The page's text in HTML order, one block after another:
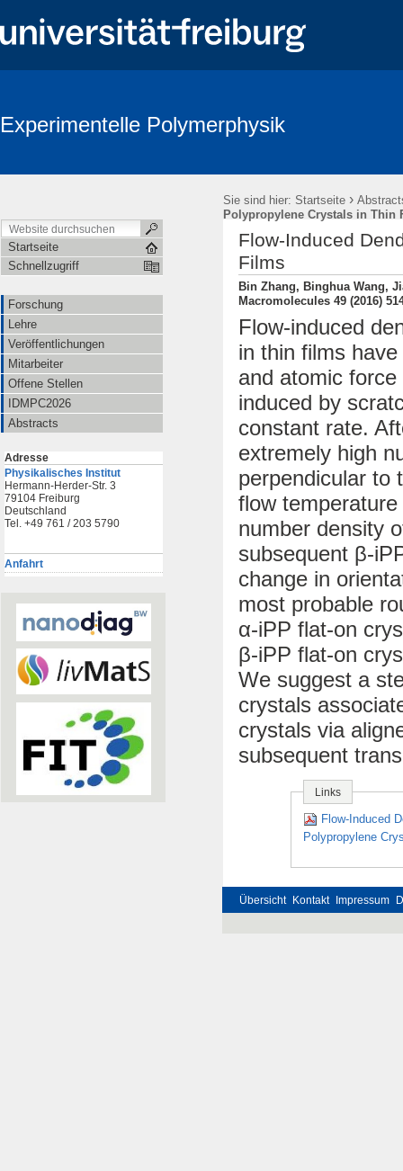
Experimentelle Polymerphysik
Sie sind hier: Startseite ›
Polypropylene Crystals in Thin
Startseite
Schnellzugriff
Forschung
Lehre
Veröffentlichungen
Mitarbeiter
Offene Stellen
IDMPC2026
Abstracts
Adresse
Physikalisches Institut
Hermann-Herder-Str. 3
79104 Freiburg
Deutschland
Tel. +49 761 / 203 5790
Anfahrt
Flow-Induced
Films
Bin Zhang, Binghua Wang,
Macromolecules 49 (2016)
Flow-induced
in thin films
and atomic
induced by
constant rate.
extremely high
perpendicular to
flow
number density
subsequent β-
change in
most probable
α-iPP flat-on
β-iPP flat-on
We suggest a
crystals
crystals via
subsequent
Links
Flow-Induced
Polypropylene
Übersicht Kontakt Impressum